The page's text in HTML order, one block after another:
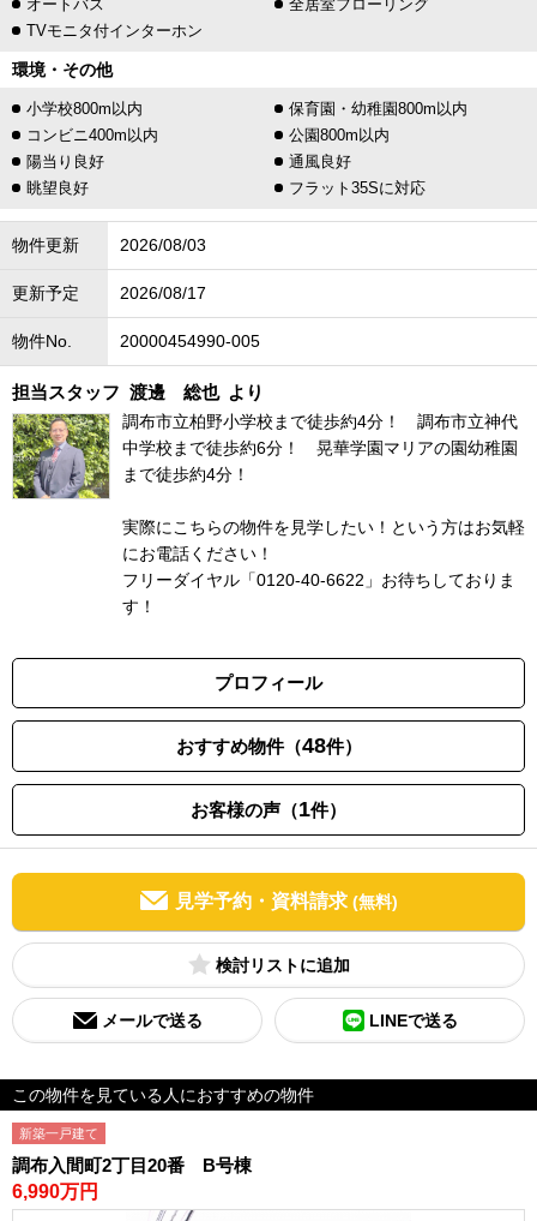
オートバス
全居室フローリング
TVモニタ付インターホン
環境・その他
小学校800m以内
保育園・幼稚園800m以内
コンビニ400m以内
公園800m以内
陽当り良好
通風良好
眺望良好
フラット35Sに対応
物件更新 2026/08/03
更新予定 2026/08/17
物件No. 20000454990-005
担当スタッフ 渡邊 総也 より
調布市立柏野小学校まで徒歩約4分！ 調布市立神代
中学校まで徒歩約6分！ 晃華学園マリアの園幼稚園
まで徒歩約4分！
実際にこちらの物件を見学したい！という方はお気軽
にお電話ください！
フリーダイヤル「0120-40-6622」お待ちしておりま
す！
プロフィール
おすすめ物件（48件）
お客様の声（1件）
見学予約・資料請求 (無料)
検討リスト
メールで送る LINEで送る
この物件を見ている人におすすめの物件
新築一戸建て
調布入間町2丁目20番 B号棟
6,990万円